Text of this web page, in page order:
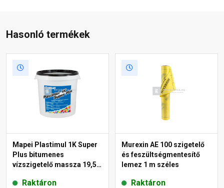
Hasonló termékek
Mapei Plastimul 1K Super
Plus bitumenes
vízszigetelő massza 19,5
Raktáron
Murexin AE 100 szigetelő
és feszültségmentesítő
lemez 1 m széles
Raktáron